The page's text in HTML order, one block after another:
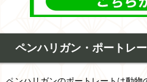
ペンハリガン・ポートレ